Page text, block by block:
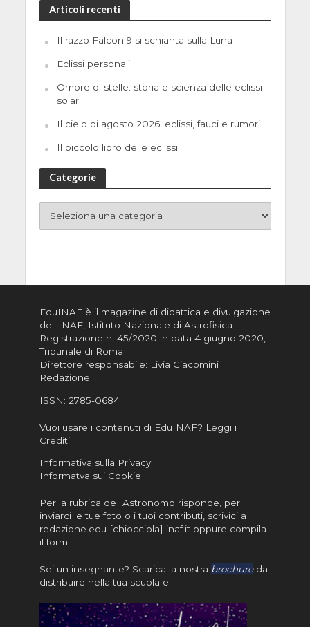
Articoli recenti
Il razzo Falcon 9 si schianta sulla Luna
Eclissi personali
Ombre di stelle: storia e scienza delle eclissi
solari
Il cielo di agosto 2026: eclissi, fauci e rumori
Il piccolo libro delle eclissi
Categorie
EduINAF è il magazine di didattica e divulgazione
dell'INAF, Istituto Nazionale di Astrofisica
Registrazione n. 45/2020 in data 4 giugno 2020,
Tribunale di Roma
Direttore responsabile: Livia Giacomini
Redazione
ISSN: 2785-0684
Vuoi usare i contenuti di EduINAF? Leggi i
Crediti.
Informativa sulla Privacy
Informatva sui Cookie
Per la rubrica de l'Astronomo risponde, per
inviarci le tue foto o i tuoi contributi, scrivici a
redazione.edu [chiocciola] inaf.it oppure compila
il form
Sei un insegnante? Scarica la nostra brochureda
distribuire nella tua scuola e…